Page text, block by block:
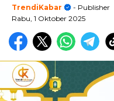
TrendiKabar
- Publisher
Rabu, 1 Oktober 2025